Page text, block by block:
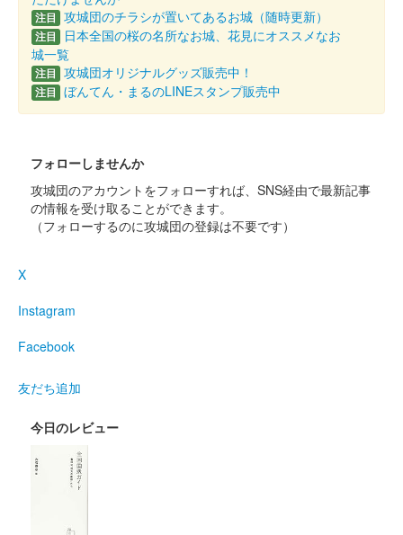
注目 攻城団のチラシが置いてあるお城（随時更新）
注目
日本全国の桜の名所なお城、花見にオススメなお
城一覧
注目 攻城団オリジナルグッズ販売中！
注目 ぼんてん・まるのLINEスタンプ販売中
フォローしませんか
攻城団のアカウントをフォローすれば、SNS経由で最新記事
の情報を受け取ることができます。
（フォローするのに攻城団の登録は不要です）
X
Instagram
Facebook
友だち追加
今日のレビュー